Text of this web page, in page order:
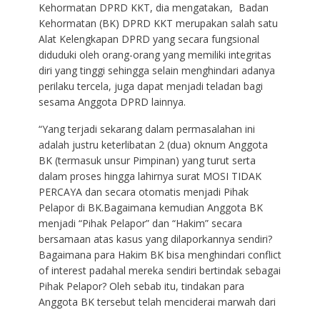
Kehormatan DPRD KKT, dia mengatakan, Badan
Kehormatan (BK) DPRD KKT merupakan salah satu
Alat Kelengkapan DPRD yang secara fungsional
diduduki oleh orang-orang yang memiliki integritas
diri yang tinggi sehingga selain menghindari adanya
perilaku tercela, juga dapat menjadi teladan bagi
sesama Anggota DPRD lainnya.
“Yang terjadi sekarang dalam permasalahan ini
adalah justru keterlibatan 2 (dua) oknum Anggota
BK (termasuk unsur Pimpinan) yang turut serta
dalam proses hingga lahirnya surat MOSI TIDAK
PERCAYA dan secara otomatis menjadi Pihak
Pelapor di BK.Bagaimana kemudian Anggota BK
menjadi “Pihak Pelapor” dan “Hakim” secara
bersamaan atas kasus yang dilaporkannya sendiri?
Bagaimana para Hakim BK bisa menghindari conflict
of interest padahal mereka sendiri bertindak sebagai
Pihak Pelapor? Oleh sebab itu, tindakan para
Anggota BK tersebut telah menciderai marwah dari